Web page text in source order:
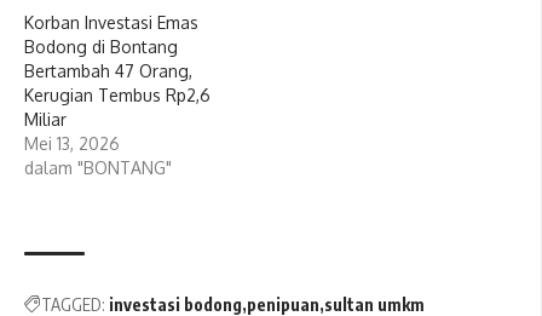
Korban Investasi Emas
Bodong di Bontang
Bertambah 47 Orang,
Kerugian Tembus Rp2,6
Miliar
Mei 13, 2026
dalam "BONTANG"
TAGGED: investasi bodong penipuan sultan umkm